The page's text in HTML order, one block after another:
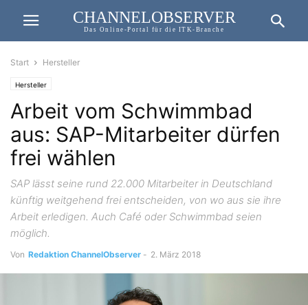
CHANNELOBSERVER
Das Online-Portal für die ITK-Branche
Start Hersteller
Hersteller
Arbeit vom Schwimmbad
aus: SAP-Mitarbeiter dürfen
frei wählen
SAP lässt seine rund 22.000 Mitarbeiter in Deutschland
künftig weitgehend frei entscheiden, von wo aus sie ihre
Arbeit erledigen. Auch Café oder Schwimmbad seien
möglich.
Von Redaktion ChannelObserver - 2. März 2018